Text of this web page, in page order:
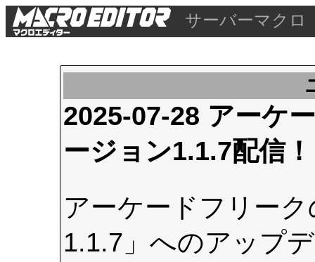
サーバーマクロ
2025-07-28 アーケ
ージョン1.1.7配信！
アーケードフリー
1.1.7」へのアップ